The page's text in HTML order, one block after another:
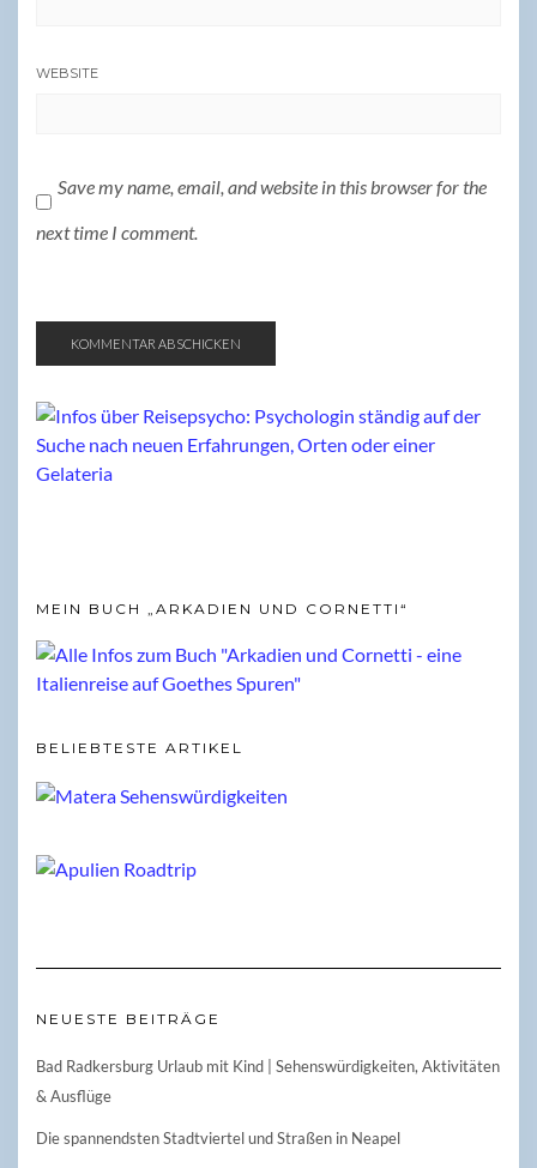
WEBSITE
Save my name, email, and website in this browser for the
next time I comment.
MEIN BUCH „ARKADIEN UND CORNETTI“
BELIEBTESTE ARTIKEL
NEUESTE BEITRÄGE
Bad Radkersburg Urlaub mit Kind | Sehenswürdigkeiten, Aktivitäten
& Ausflüge
Die spannendsten Stadtviertel und Straßen in Neapel